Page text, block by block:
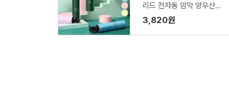
리드 전자동 암막 양우산
(인쇄/케이스포함)
3,820원